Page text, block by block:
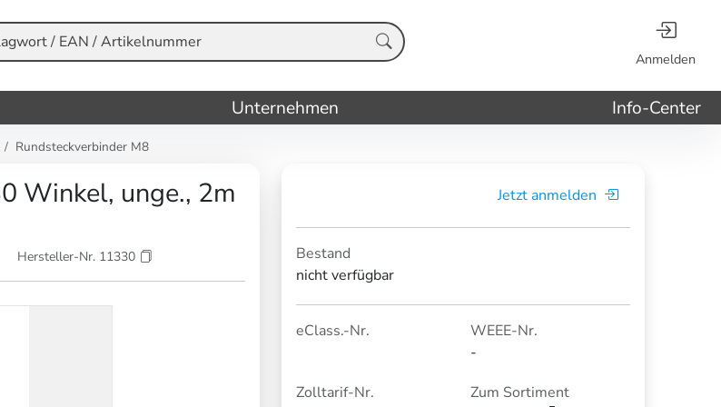
Anmelden
Unternehmen Info-Center
Rundsteckverbinder M8
Winkel, unge., 2m
Hersteller-Nr. 11330
Jetzt anmelden
Bestand
nicht verfügbar
eClass.-Nr.
WEEE-Nr.
-
Zolltarif-Nr.
Zum Sortiment